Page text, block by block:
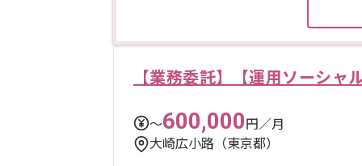
【業務委託】【運用ソーシャ
〜600,000円／月
大崎広小路（東京都）